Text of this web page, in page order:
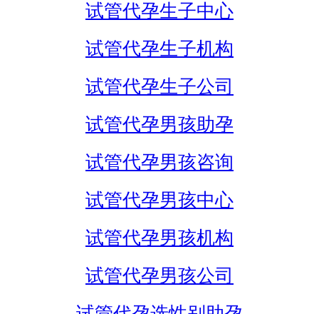
试管代孕生子中心
试管代孕生子机构
试管代孕生子公司
试管代孕男孩助孕
试管代孕男孩咨询
试管代孕男孩中心
试管代孕男孩机构
试管代孕男孩公司